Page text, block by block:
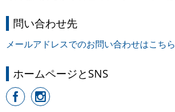
問い合わせ先
メールアドレスでのお問い合わせはこちら
ホームページとSNS